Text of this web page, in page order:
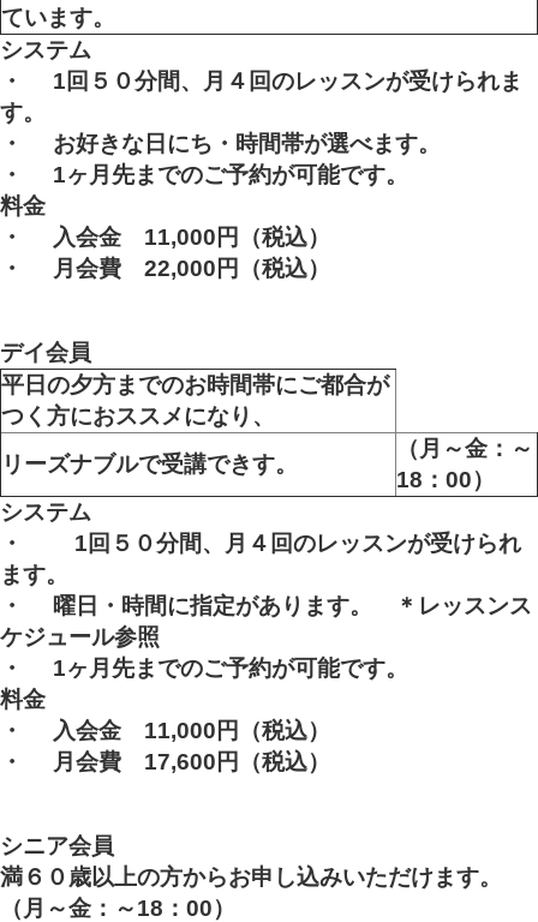
ています。
システム
・ 1 回５０分間、月４回のレッスンが受けられま
す。
・ お好きな日にち・時間帯が選べます。
・ 1ヶ月先までのご予約が可能です。
料金
・
入会金 11,000円
（税込）
・
月会費 22,000円（税込）
デイ会員
平日の夕方までのお時間帯にご都合が
つく方におススメになり、
リーズナブルで受講できす。
（月～金：～
18：00）
システム
・ 1 回５０分間、月４回のレッスンが受けられ
ます。
・ 曜日・時間に指定があります。 ＊レッスンス
ケジュール参照
・ 1ヶ月先までのご予約が可能です。
料金
・
入会金 11,000円
（税込）
・
月会費 17,600円 （税込）
シニア会員
満６０歳以上の方からお申し込みいただけます。
（月～金：～18：00）